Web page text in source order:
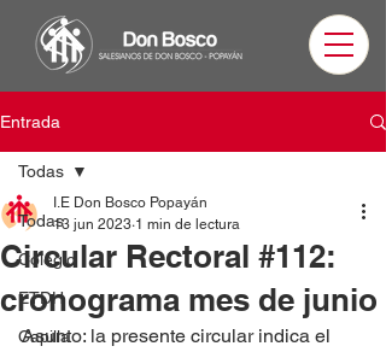
Entrada
Todas
Colegio
ETDH
Capilla
Todas
Circular Rectoral #112:
cronograma mes de junio
I.E Don Bosco Popayán
13 jun 2023 1 min de lectura
Asunto: la presente circular indica el